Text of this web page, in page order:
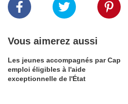
Vous aimerez aussi
Les jeunes accompagnés par Cap
emploi éligibles à l'aide
exceptionnelle de l'État